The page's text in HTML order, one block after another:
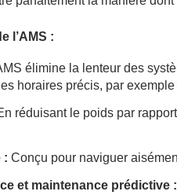
l’AMS :
élimine la lenteur des
horaires précis, par
réduisant le poids par
: Conçu pour naviguer
et maintenance prédictive :